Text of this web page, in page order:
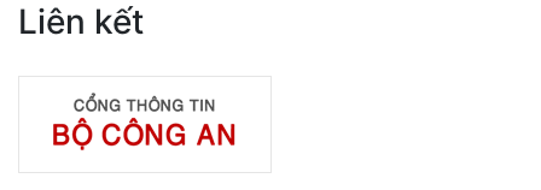
Liên kết